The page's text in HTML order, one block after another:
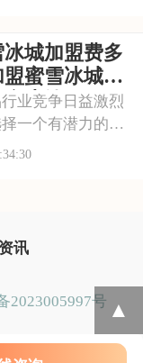
关于加盟蜜雪冰
左右，蜜雪冰城
详情20
冰城加盟费多
蜜雪冰城店
多少钱
竞争日益激烈
一个有潜力的品
要。蜜雪冰城，
能，包括技术支
、市场
讯
2023005997号 ▲